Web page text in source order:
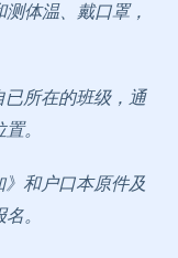
体温、戴口罩，
所在的班级，通
置。
和户口本原件及
。